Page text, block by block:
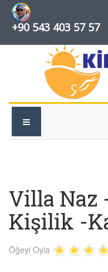
+90 543 403 57 57
Villa Naz
Kişilik -
Öğeyi Oyla